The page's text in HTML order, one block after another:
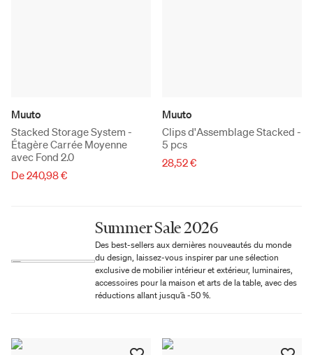
Muuto
Stacked Storage System -
Étagère Carrée Moyenne
avec Fond 2.0
De 240,98 €
Muuto
Clips d'Assemblage Stacked -
5 pcs
28,52 €
Summer Sale 2026
Des best-sellers aux dernières nouveautés du monde
du design, laissez-vous inspirer par une sélection
exclusive de mobilier intérieur et extérieur, luminaires,
accessoires pour la maison et arts de la table, avec des
réductions allant jusqu’à -50 %.